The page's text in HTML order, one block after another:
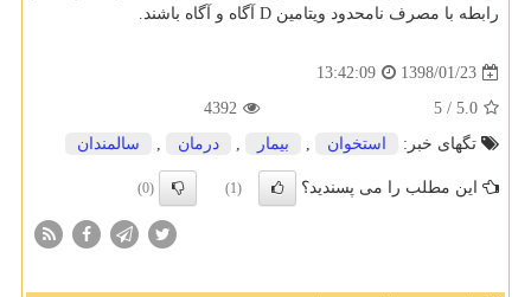
رابطه با مصرف نامحدود ویتامین D آگاه و آگاه باشند.
1398/01/23
13:42:09
5.0
/ 5
4392
تگهای خبر:
استخوان , بیمار , درمان , سالمندان
این مطلب را می پسندید؟ (1)
(0)